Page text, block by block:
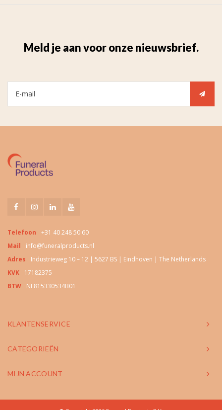
Meld je aan voor onze nieuwsbrief.
Telefoon
+31 40 248 50 60
Mail
info@funeralproducts.nl
Adres
Industrieweg 10 – 12 | 5627 BS | Eindhoven | The Netherlands
KVK
17182375
BTW
NL815330534B01
KLANTENSERVICE
CATEGORIEËN
MIJN ACCOUNT